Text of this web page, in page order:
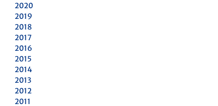
2020
2019
2018
2017
2016
2015
2014
2013
2012
2011